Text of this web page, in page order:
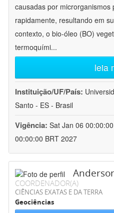
causadas por microrganismos
rapidamente, resultando em
contexto, o bio-óleo (BO)
termoquími...
leia
Instituição/UF/País:
Santo - ES - Brasil
Vigência: Sat Jan 06
00:00:00 BRT 2027
COORDENADOR(A)
CIÊNCIAS EXATAS E DA TERRA
Geociências